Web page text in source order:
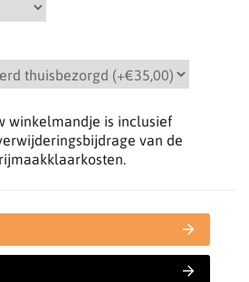
winkelmandje is inclusief
van de
rijmaakklaarkosten.